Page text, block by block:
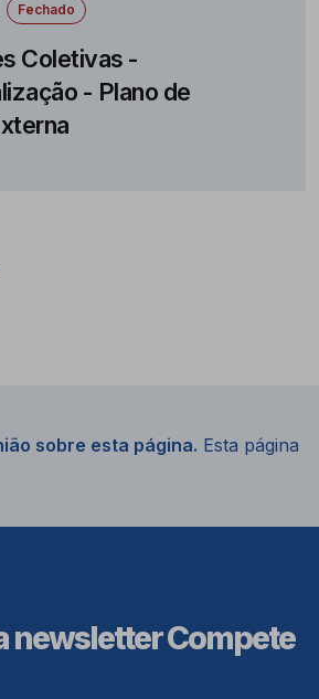
Fechado
Coletivas -
- Plano de
sobre esta página. Esta página
newsletter Compete